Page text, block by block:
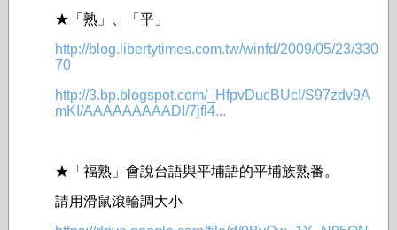
★「熟」、「平」
http://blog.libertytimes.com.tw/winfd/2009/05/23/330
70
http://3.bp.blogspot.com/_HfpvDucBUcI/S97zdv9A
mKI/AAAAAAAAADI/7jfl4...
★「福熟」會說台語與平埔語的平埔族熟番。
請用滑鼠滾輪調大小